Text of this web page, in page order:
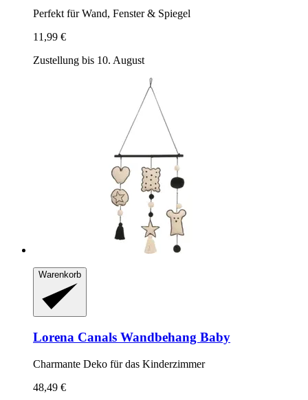
Perfekt für Wand, Fenster & Spiegel
11,99 €
Zustellung bis 10. August
Warenkorb
Lorena Canals Wandbehang Baby
Charmante Deko für das Kinderzimmer
48,49 €